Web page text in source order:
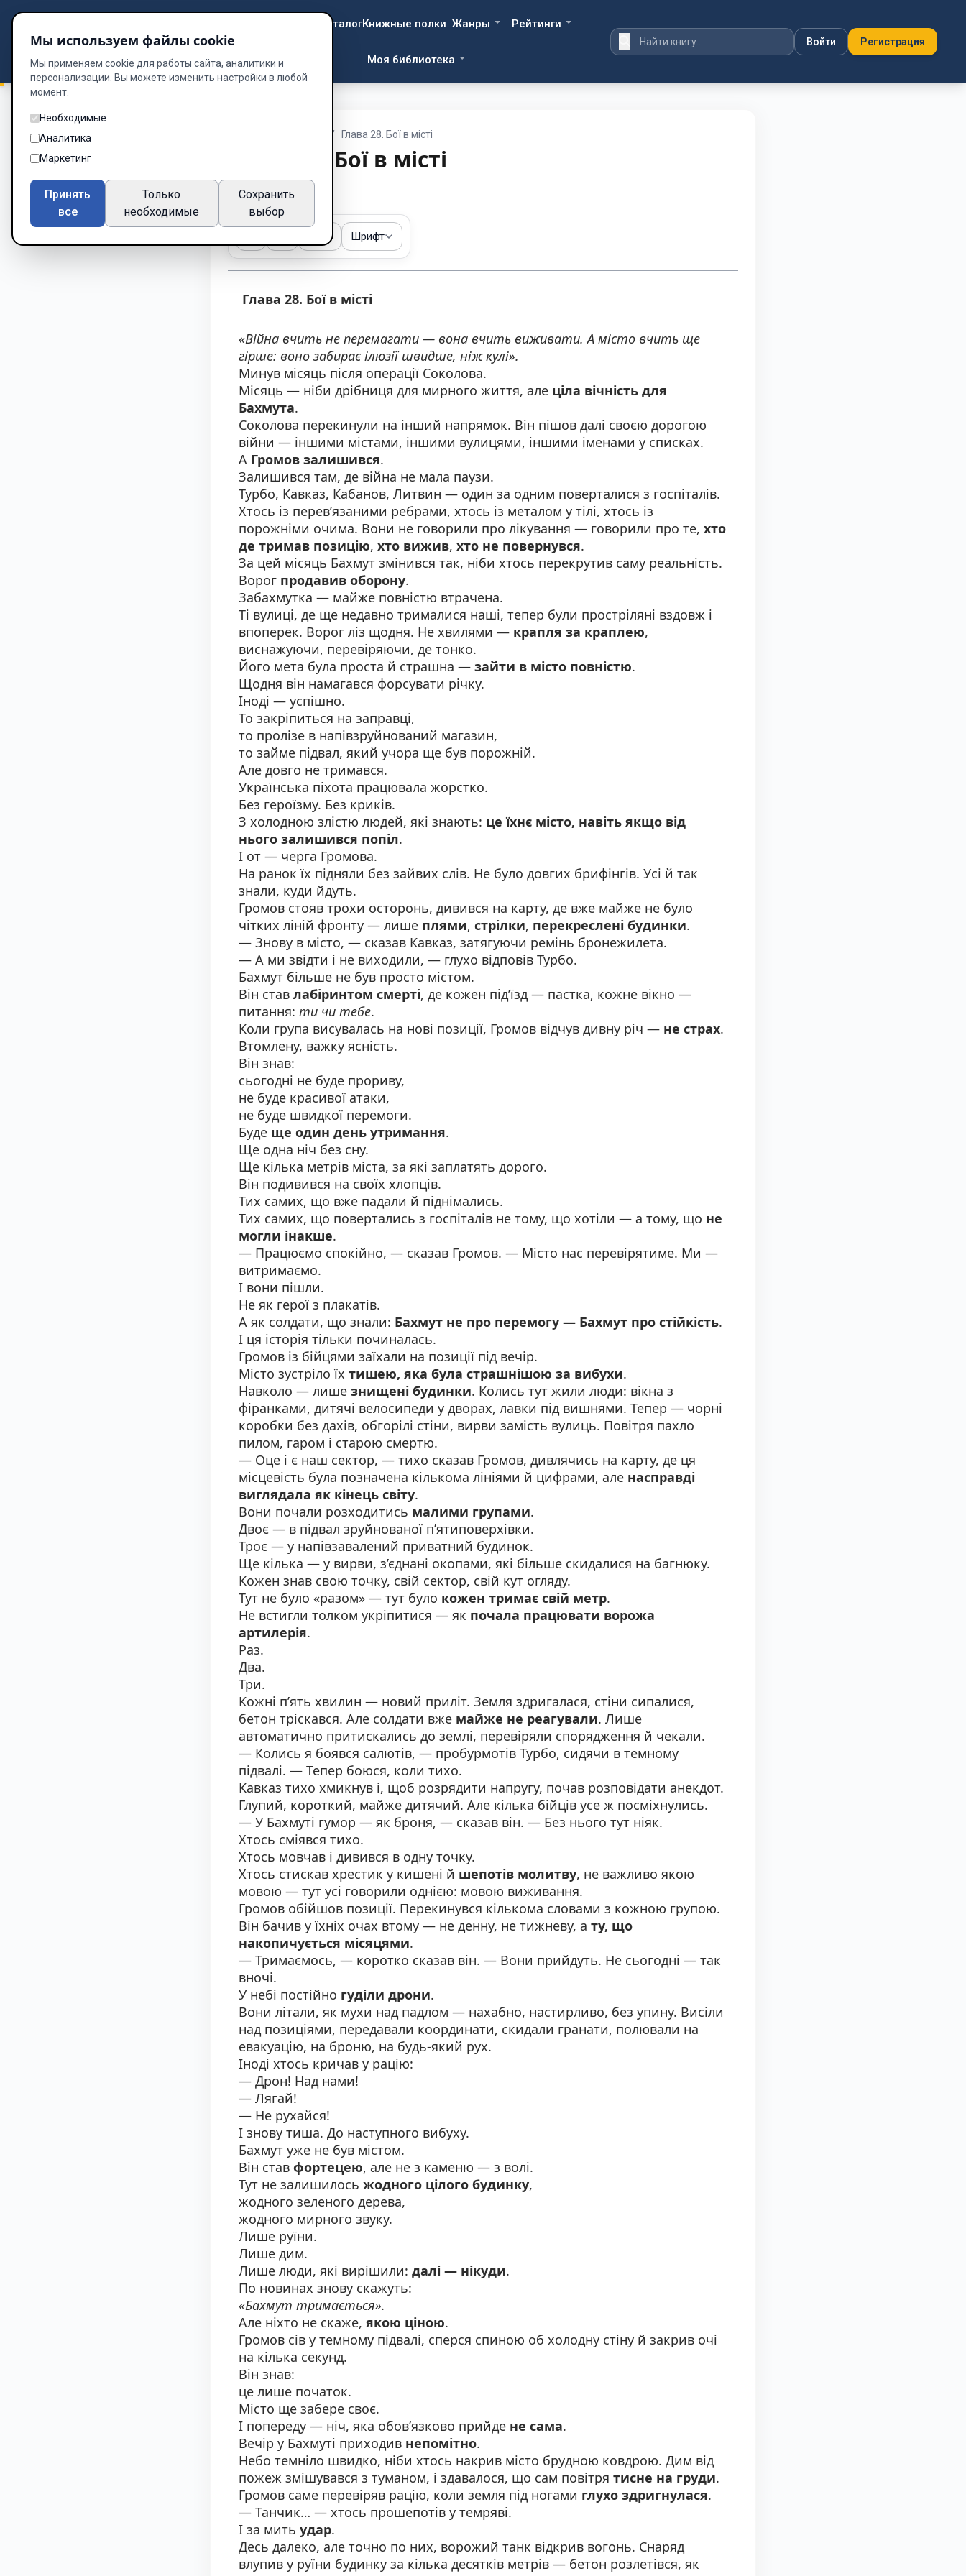
DzenWay Библиотека
КаталогКнижные полки Жанры Рейтинги
Моя библиотека
Войти Регистрация
/ Глава 28. Бої в місті
Глава 28. Бої в місті
Глава 28 из 60
Тема Шрифт
Глава 28. Бої в місті
«Війна вчить не перемагати — вона вчить виживати. А місто вчить ще
гірше: воно забирає ілюзії швидше, ніж кулі».
Минув місяць після операції Соколова.
Місяць — ніби дрібниця для мирного життя, але ціла вічність для
Бахмута.
Соколова перекинули на інший напрямок. Він пішов далі своєю дорогою
війни — іншими містами, іншими вулицями, іншими іменами у списках.
А Громов залишився.
Залишився там, де війна не мала паузи.
Турбо, Кавказ, Кабанов, Литвин — один за одним поверталися з госпіталів.
Хтось із перев’язаними ребрами, хтось із металом у тілі, хтось із
порожніми очима. Вони не говорили про лікування — говорили про те, хто
де тримав позицію, хто вижив, хто не повернувся.
За цей місяць Бахмут змінився так, ніби хтось перекрутив саму реальність.
Ворог продавив оборону.
Забахмутка — майже повністю втрачена.
Ті вулиці, де ще недавно трималися наші, тепер були простріляні вздовж і
впоперек. Ворог ліз щодня. Не хвилями — крапля за краплею,
виснажуючи, перевіряючи, де тонко.
Його мета була проста й страшна — зайти в місто повністю.
Щодня він намагався форсувати річку.
Іноді — успішно.
То закріпиться на заправці,
то пролізе в напівзруйнований магазин,
то займе підвал, який учора ще був порожній.
Але довго не тримався.
Українська піхота працювала жорстко.
Без героїзму. Без криків.
З холодною злістю людей, які знають: це їхнє місто, навіть якщо від
нього залишився попіл.
І от — черга Громова.
На ранок їх підняли без зайвих слів. Не було довгих брифінгів. Усі й так
знали, куди йдуть.
Громов стояв трохи осторонь, дивився на карту, де вже майже не було
чітких ліній фронту — лише плями, стрілки, перекреслені будинки.
— Знову в місто, — сказав Кавказ, затягуючи ремінь бронежилета.
— А ми звідти і не виходили, — глухо відповів Турбо.
Бахмут більше не був просто містом.
Він став лабіринтом смерті, де кожен під’їзд — пастка, кожне вікно —
питання: ти чи тебе.
Коли група висувалась на нові позиції, Громов відчув дивну річ — не страх.
Втомлену, важку ясність.
Він знав:
сьогодні не буде прориву,
не буде красивої атаки,
не буде швидкої перемоги.
Буде ще один день утримання.
Ще одна ніч без сну.
Ще кілька метрів міста, за які заплатять дорого.
Він подивився на своїх хлопців.
Тих самих, що вже падали й піднімались.
Тих самих, що повертались з госпіталів не тому, що хотіли — а тому, що не
могли інакше.
— Працюємо спокійно, — сказав Громов. — Місто нас перевірятиме. Ми —
витримаємо.
І вони пішли.
Не як герої з плакатів.
А як солдати, що знали: Бахмут не про перемогу — Бахмут про стійкість.
І ця історія тільки починалась.
Громов із бійцями заїхали на позиції під вечір.
Місто зустріло їх тишею, яка була страшнішою за вибухи.
Навколо — лише знищені будинки. Колись тут жили люди: вікна з
фіранками, дитячі велосипеди у дворах, лавки під вишнями. Тепер — чорні
коробки без дахів, обгорілі стіни, вирви замість вулиць. Повітря пахло
пилом, гаром і старою смертю.
— Оце і є наш сектор, — тихо сказав Громов, дивлячись на карту, де ця
місцевість була позначена кількома лініями й цифрами, але насправді
виглядала як кінець світу.
Вони почали розходитись малими групами.
Двоє — в підвал зруйнованої п’ятиповерхівки.
Троє — у напівзавалений приватний будинок.
Ще кілька — у вирви, з’єднані окопами, які більше скидалися на багнюку.
Кожен знав свою точку, свій сектор, свій кут огляду.
Тут не було «разом» — тут було кожен тримає свій метр.
Не встигли толком укріпитися — як почала працювати ворожа
артилерія.
Раз.
Два.
Три.
Кожні п’ять хвилин — новий приліт. Земля здригалася, стіни сипалися,
бетон тріскався. Але солдати вже майже не реагували. Лише
автоматично притискались до землі, перевіряли спорядження й чекали.
— Колись я боявся салютів, — пробурмотів Турбо, сидячи в темному
підвалі. — Тепер боюся, коли тихо.
Кавказ тихо хмикнув і, щоб розрядити напругу, почав розповідати анекдот.
Глупий, короткий, майже дитячий. Але кілька бійців усе ж посміхнулись.
— У Бахмуті гумор — як броня, — сказав він. — Без нього тут ніяк.
Хтось сміявся тихо.
Хтось мовчав і дивився в одну точку.
Хтось стискав хрестик у кишені й шепотів молитву, не важливо якою
мовою — тут усі говорили однією: мовою виживання.
Громов обійшов позиції. Перекинувся кількома словами з кожною групою.
Він бачив у їхніх очах втому — не денну, не тижневу, а ту, що
накопичується місяцями.
— Тримаємось, — коротко сказав він. — Вони прийдуть. Не сьогодні — так
вночі.
У небі постійно гуділи дрони.
Вони літали, як мухи над падлом — нахабно, настирливо, без упину. Висіли
над позиціями, передавали координати, скидали гранати, полювали на
евакуацію, на броню, на будь-який рух.
Іноді хтось кричав у рацію:
— Дрон! Над нами!
— Лягай!
— Не рухайся!
І знову тиша. До наступного вибуху.
Бахмут уже не був містом.
Він став фортецею, але не з каменю — з волі.
Тут не залишилось жодного цілого будинку,
жодного зеленого дерева,
жодного мирного звуку.
Лише руїни.
Лише дим.
Лише люди, які вирішили: далі — нікуди.
По новинах знову скажуть:
«Бахмут тримається».
Але ніхто не скаже, якою ціною.
Громов сів у темному підвалі, сперся спиною об холодну стіну й закрив очі
на кілька секунд.
Він знав:
це лише початок.
Місто ще забере своє.
І попереду — ніч, яка обов’язково прийде не сама.
Вечір у Бахмуті приходив непомітно.
Небо темніло швидко, ніби хтось накрив місто брудною ковдрою. Дим від
пожеж змішувався з туманом, і здавалося, що сам повітря тисне на груди.
Громов саме перевіряв рацію, коли земля під ногами глухо здригнулася.
— Танчик… — хтось прошепотів у темряві.
І за мить удар.
Десь далеко, але точно по них, ворожий танк відкрив вогонь. Снаряд
влупив у руїни будинку за кілька десятків метрів — бетон розлетівся, як
Мы используем файлы cookie
Мы применяем cookie для работы сайта, аналитики и
персонализации. Вы можете изменить настройки в любой
момент.
Необходимые
Аналитика
Маркетинг
Принять
все
Только
необходимые
Сохранить
выбор